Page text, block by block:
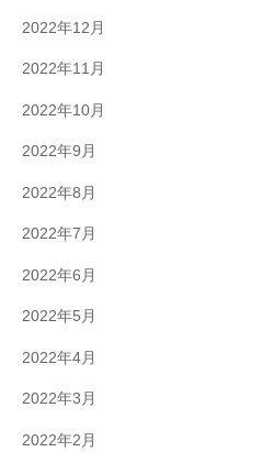
2022年12月
2022年11月
2022年10月
2022年9月
2022年8月
2022年7月
2022年6月
2022年5月
2022年4月
2022年3月
2022年2月